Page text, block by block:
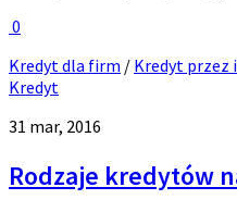
0
Kredyt dla firm / Kredyt
Kredyt
31 mar, 2016
Rodzaje kredytów